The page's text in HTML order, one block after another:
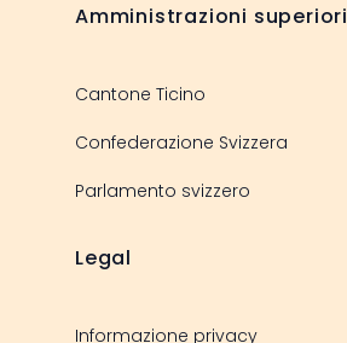
Amministrazioni superiori
Cantone Ticino
Confederazione Svizzera
Parlamento svizzero
Legal
Informazione privacy